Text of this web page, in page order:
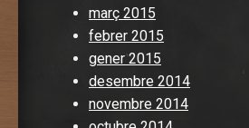
març 2015
febrer 2015
gener 2015
desembre 2014
novembre 2014